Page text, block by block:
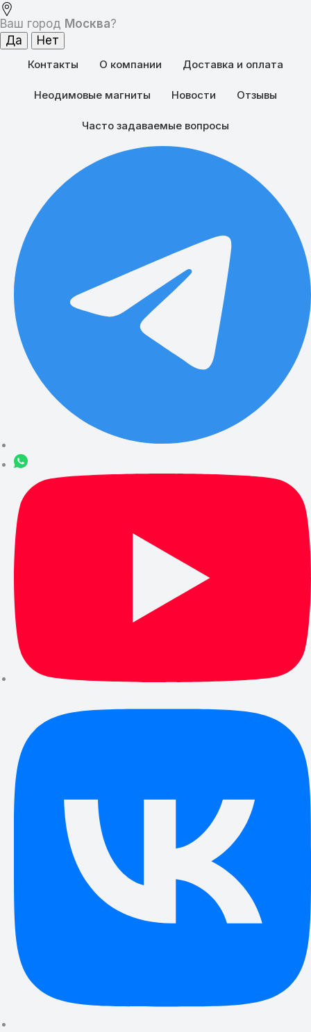
Ваш город Москва?
Контакты О компании Доставка и оплата
Неодимовые магниты Новости Отзывы
Часто задаваемые вопросы